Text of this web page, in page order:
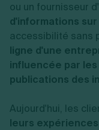
ou un fournisseur
d'informations
accessibilité sans
ligne d'une
influencée par
publications des
Aujourd'hui, les
leurs